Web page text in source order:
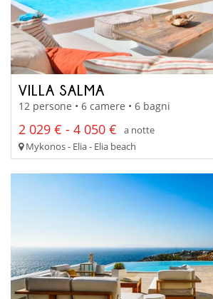
VILLA SALMA
12 persone • 6 camere • 6 bagni
2 029 € - 4 050 €
a notte
Mykonos - Elia - Elia beach